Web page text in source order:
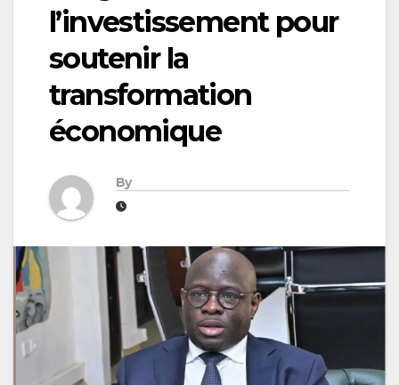
l’investissement pour
soutenir la
transformation
économique
By